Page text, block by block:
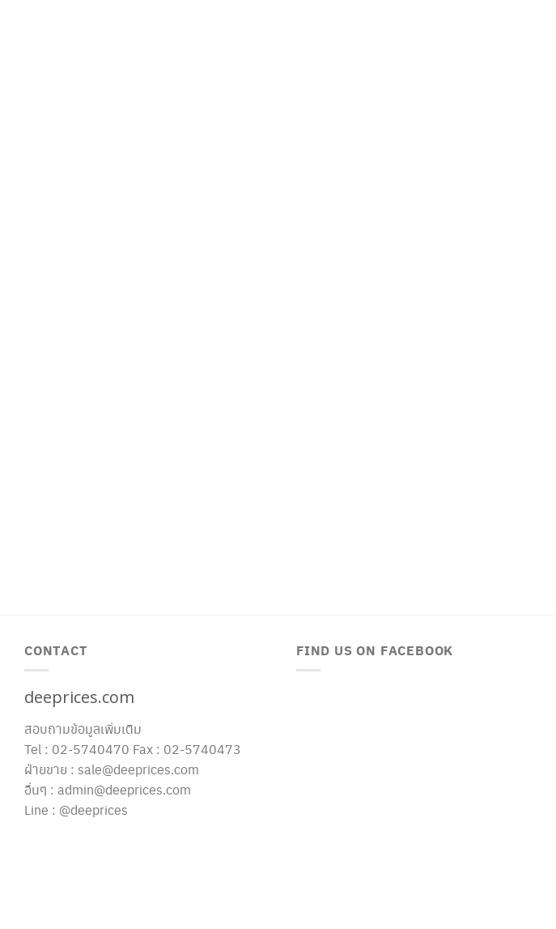
CONTACT
deeprices.com
สอบถามข้อมูลเพิ่มเติม
Tel : 02-5740470 Fax : 02-5740473
ฝ่ายขาย : sale@deeprices.com
อื่นๆ : admin@deeprices.com
Line : @deeprices
FIND US ON FACEBOOK